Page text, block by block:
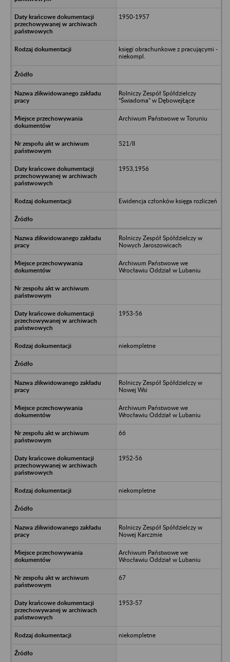
1950-1957
księgi obrachunkowe z pracującymi -
niekompl.
Rolniczy Zespół Spółdzielczy
“Świadoma” w DębowejŁące
Archiwum Państwowe w Toruniu
521/II
1953,1956
Ewidencja członków księga rozliczeń
Rolniczy Zespół Spółdzielczy w
Nowych Jaroszowicach
Archiwum Państwowe we
Wrocławiu Oddział w Lubaniu
1953-56
niekompletne
Rolniczy Zespół Spółdzielczy w
Nowej Wsi
Archiwum Państwowe we
Wrocławiu Oddział w Lubaniu
66
1952-56
niekompletne
Rolniczy Zespół Spółdzielczy w
Nowej Karczmie
Archiwum Państwowe we
Wrocławiu Oddział w Lubaniu
67
1953-57
niekompletne